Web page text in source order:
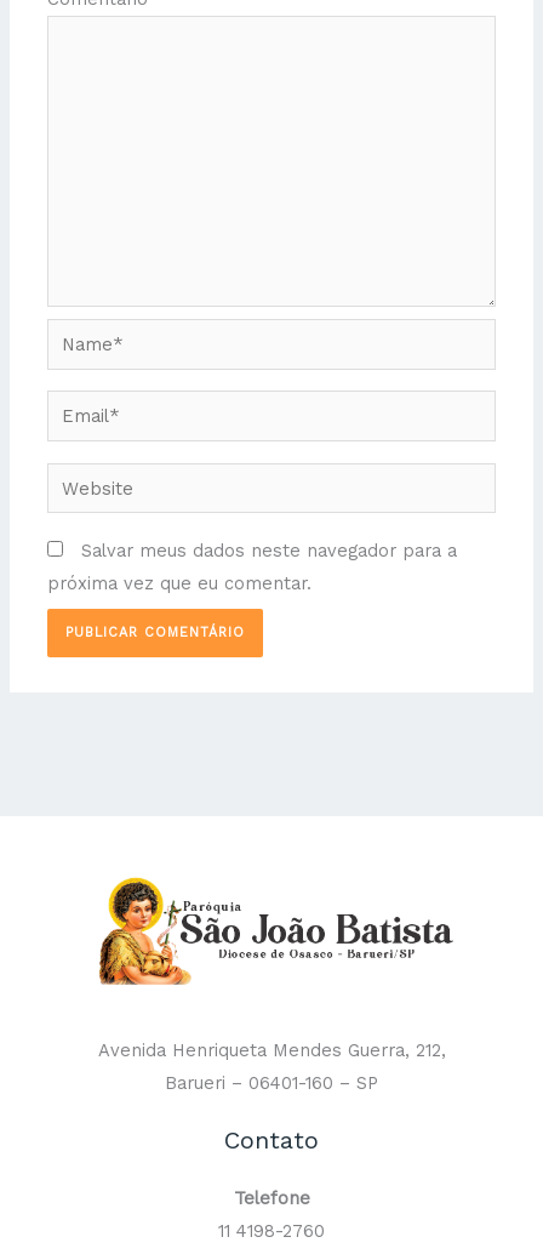
Name*
Email*
Website
Salvar meus dados neste navegador para a
próxima vez que eu comentar.
Avenida Henriqueta Mendes Guerra, 212,
Barueri – 06401-160 – SP
Contato
Telefone
11 4198-2760